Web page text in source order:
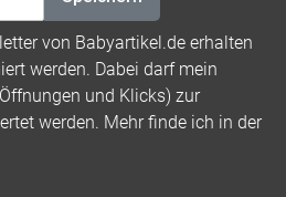
von Babyartikel.de erhalten
werden. Dabei darf mein
und Klicks) zur
werden. Mehr finde ich in der